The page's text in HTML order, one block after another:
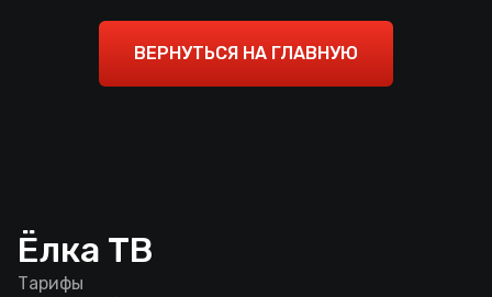
ВЕРНУТЬСЯ НА ГЛАВНУЮ
Ёлка ТВ
Тарифы